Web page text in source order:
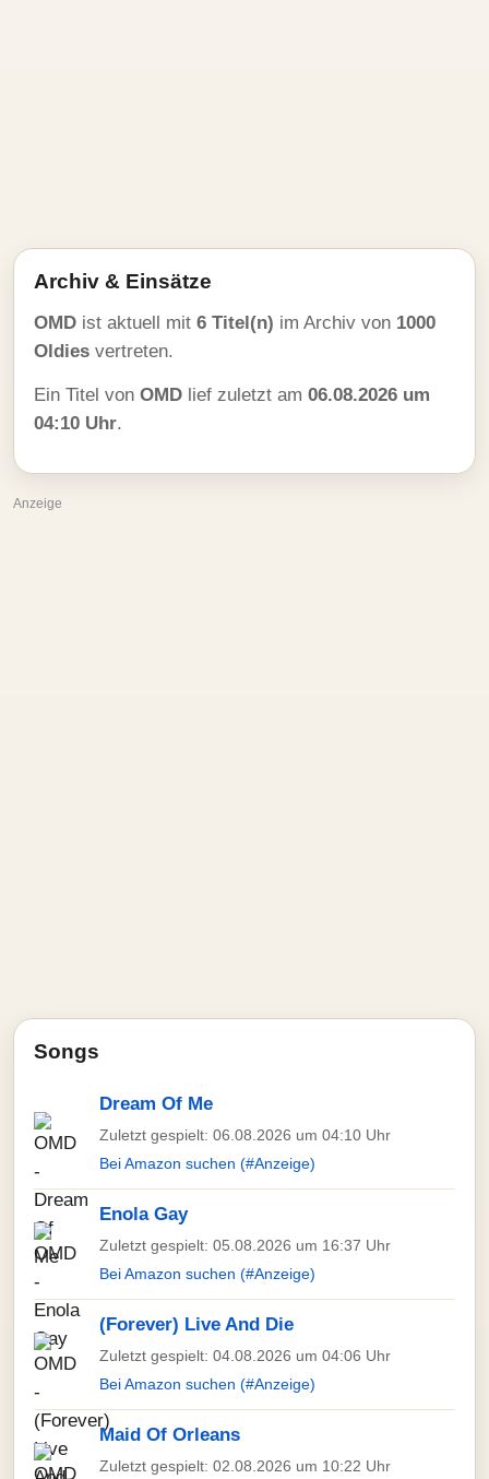
Archiv & Einsätze
OMD ist aktuell mit 6 Titel(n) im Archiv von 1000
Oldies vertreten.
Ein Titel von OMD lief zuletzt am 06.08.2026 um
04:10 Uhr.
Anzeige
Songs
Dream Of Me
Zuletzt gespielt: 06.08.2026 um 04:10 Uhr
Bei Amazon suchen (#Anzeige)
Enola Gay
Zuletzt gespielt: 05.08.2026 um 16:37 Uhr
Bei Amazon suchen (#Anzeige)
(Forever) Live And Die
Zuletzt gespielt: 04.08.2026 um 04:06 Uhr
Bei Amazon suchen (#Anzeige)
Maid Of Orleans
Zuletzt gespielt: 02.08.2026 um 10:22 Uhr